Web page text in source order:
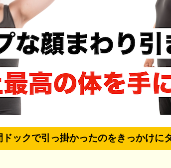
ドックで引っ掛かったのをきっかけに